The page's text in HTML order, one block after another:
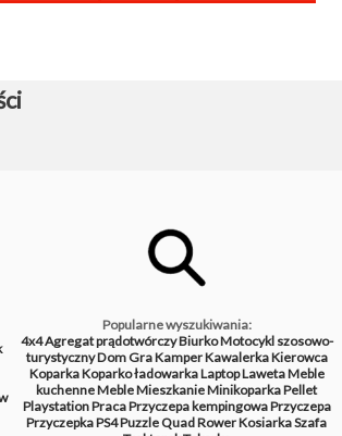
Popularne wyszukiwania:
4x4Agregat prądotwórczyBiurkoMotocykl szosowo-
turystycznyDomGraKamperKawalerkaKierowca
KoparkaKoparko ładowarkaLaptopLawetaMeble
kuchenneMebleMieszkanieMinikoparkaPellet
PlaystationPracaPrzyczepa kempingowaPrzyczepa
PrzyczepkaPS4PuzzleQuadRowerKosiarkaSzafa